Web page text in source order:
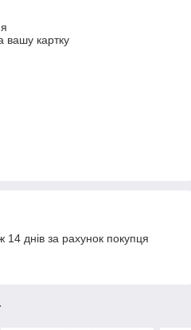
вашу картку
днів за рахунок покупця